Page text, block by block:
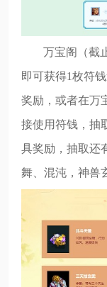
万宝阁（截
即可获得1枚符
奖励，或者在万
接使用符钱，抽
具奖励，抽取还
舞、混沌，神兽